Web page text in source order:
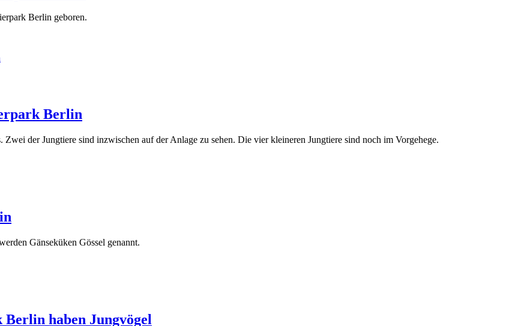
Berlin geboren.
Berlin
der Jungtiere sind inzwischen auf der Anlage zu sehen. Die vier kleineren Jungtiere sind noch im Vorgehege.
Gänseküken Gössel genannt.
haben Jungvögel